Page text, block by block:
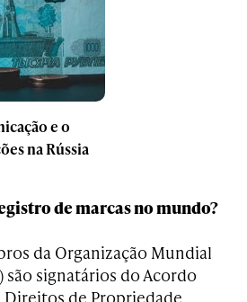
e o
na Rússia
de marcas no mundo?
da Organização Mundial
são signatários do Acordo
Direitos de Propriedade